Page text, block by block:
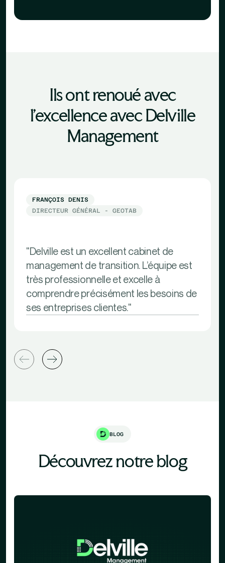
Ils ont renoué avec
l'excellence avec Delville
Management
FRANÇOIS DENIS
DIRECTEUR GÉNÉRAL - GEOTAB
"Delville est un excellent cabinet de
management de transition. L’équipe est
très professionnelle et excelle à
comprendre précisément les besoins de
ses entreprises clientes."
BLOG
Découvrez notre blog